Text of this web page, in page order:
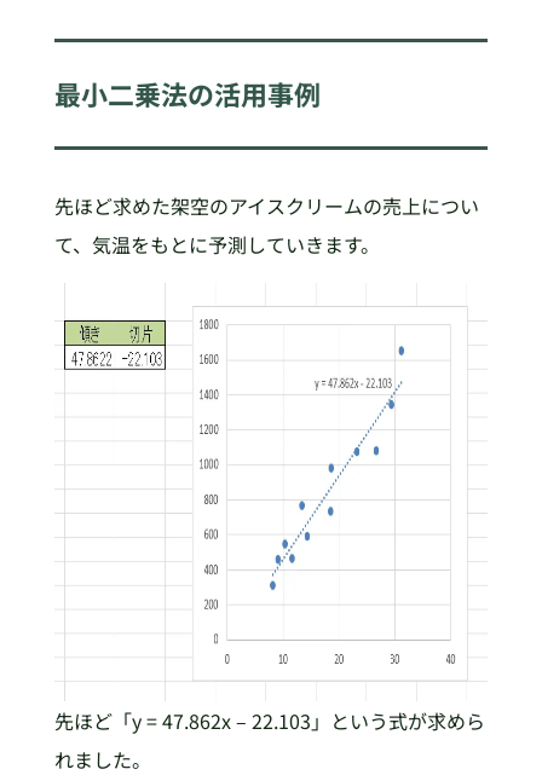
最小二乗法の活用事例
先ほど求めた架空のアイスクリームの売上につい
て、気温をもとに予測していきます。
先ほど「y = 47.862x – 22.103」という式が求めら
れました。